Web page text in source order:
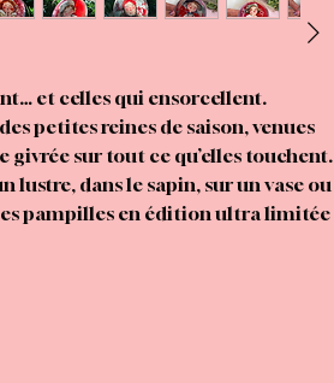
et celles qui ensorcellent.
petites reines de saison, venues
sur tout ce qu’elles touchent.
lustre, dans le sapin, sur un vase ou
pampilles en édition ultra limitée